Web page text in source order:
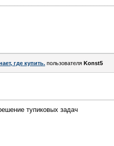
где купить. пользователя Konst5
тупиковых задач